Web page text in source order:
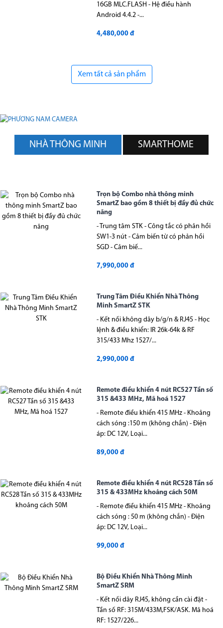
16GB MLC.FLASH - Hệ điều hành
Android 4.4.2 -...
4,480,000 đ
Xem tất cả sản phẩm
NHÀ THÔNG MINH SMARTHOME
Trọn bộ Combo nhà thông minh
SmartZ bao gồm 8 thiết bị đầy đủ chức
năng
- Trung tâm STK - Công tắc có phản hồi
SW1-3 nút - Cảm biến từ có phản hồi
SGD - Cảm biế...
7,990,000 đ
Trung Tâm Điều Khiển Nhà Thông
Minh SmartZ STK
- Kết nối không dây b/g/n & RJ45 - Học
lệnh & điều khiển: IR 26k-64k & RF
315/433 Mhz 1527/...
2,990,000 đ
Remote điều khiển 4 nút RC527 Tần số
315 &433 MHz, Mã hoá 1527
- Remote điều khiển 415 MHz - Khoảng
cách sóng :150 m (không chắn) - Điện
áp: DC 12V, Loại...
89,000 đ
Remote điều khiển 4 nút RC528 Tần số
315 & 433MHz khoảng cách 50M
- Remote điều khiển 415 MHz - Khoảng
cách sóng : 50 m (không chắn) - Điện
áp: DC 12V, Loại...
99,000 đ
Bộ Điều Khiển Nhà Thông Minh
SmartZ SRM
- Kết nối dây RJ45, không cần cài đặt -
Tần số RF: 315M/433M,FSK/ASK. Mã hoá
RF: 1527/226...